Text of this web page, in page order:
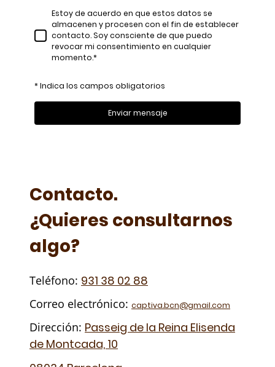
Estoy de acuerdo en que estos datos se
almacenen y procesen con el fin de establecer
contacto. Soy consciente de que puedo
revocar mi consentimiento en cualquier
momento.*
* Indica los campos obligatorios
Enviar mensaje
Contacto.
¿Quieres consultarnos
algo?
Teléfono: 931 38 02 88
Correo electrónico: captiva.bcn@gmail.com
Dirección: Passeig de la Reina Elisenda
de Montcada, 10